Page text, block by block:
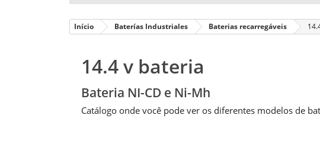
Início Baterías Industriales Baterias recarregáveis
14.4 v bateria
Bateria NI-CD e Ni-Mh
Catálogo onde você pode ver os diferentes modelos de